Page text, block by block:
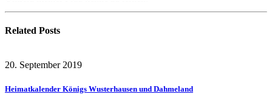
Related Posts
20. September 2019
Heimatkalender Königs Wusterhausen und Dahmeland